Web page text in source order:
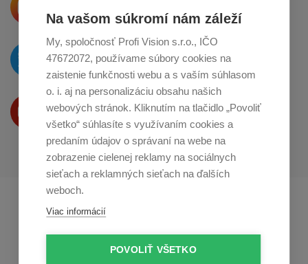
Na vašom súkromí nám záleží
My, spoločnosť Profi Vision s.r.o., IČO
47672072, používame súbory cookies na
zaistenie funkčnosti webu a s vaším súhlasom
o. i. aj na personalizáciu obsahu našich
webových stránok. Kliknutím na tlačidlo „Povoliť
všetko“ súhlasíte s využívaním cookies a
predaním údajov o správaní na webe na
zobrazenie cielenej reklamy na sociálnych
sieťach a reklamných sieťach na ďalších
weboch.
Viac informácií
POVOLIŤ VŠETKO
o zdieľanie naInstagrame
O novinkách píšeme
naTwitteri
Produkty Vám predstavujeme
na Youtube
Profikuchař.cz